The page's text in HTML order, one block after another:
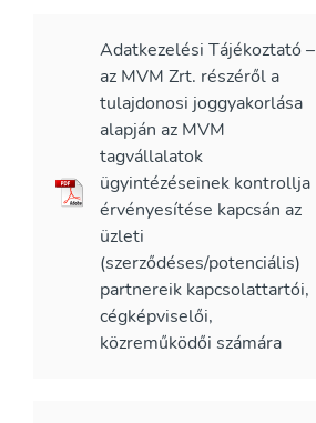
Adatkezelési Tájékoztató –
az MVM Zrt. részéről a
tulajdonosi joggyakorlása
alapján az MVM
tagvállalatok
ügyintézéseinek kontrollja
érvényesítése kapcsán az
üzleti
(szerződéses/potenciális)
partnereik kapcsolattartói,
cégképviselői,
közreműködői számára